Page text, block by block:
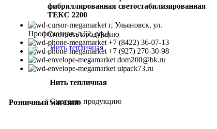
фибриллированная светостабилизированная
ТЕКС 2200
Смотреть продукцию
Нить тепличная
Нить тепличная
Смотреть продукцию
г, Ульяновск, ул.
Профсоюзная, д.62, оф.4
+7 (8422) 36-07-13
+7 (927) 270-30-98
dom200@bk.ru
ulpack73.ru
Розничный магазин: